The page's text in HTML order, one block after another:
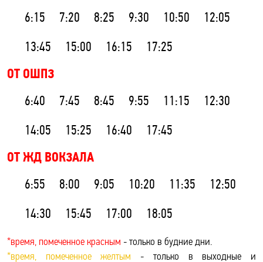
6:15 7:20 8:25 9:30 10:50
12:05
13:45
15:00 16:15 17:25
ОТ ОШПЗ
6:40 7:45 8:45 9:55 11:15
12:30
14:05
15:25 16:40 17:45
ОТ ЖД ВОКЗАЛА
6:55 8:00 9:05 10:20 11:35
12:50
14:30
15:45 17:00 18:05
*время, помеченное красным - только в будние дни.
*время, помеченное желтым - только в выходные и